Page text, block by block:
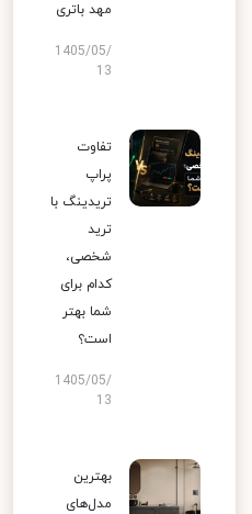
مهد باتری
1405/05/
13
تفاوت
پراپ
تریدینگ با
ترید
شخصی،
کدام برای
شما بهتر
است؟
1405/05/
13
بهترین
مدل‌های